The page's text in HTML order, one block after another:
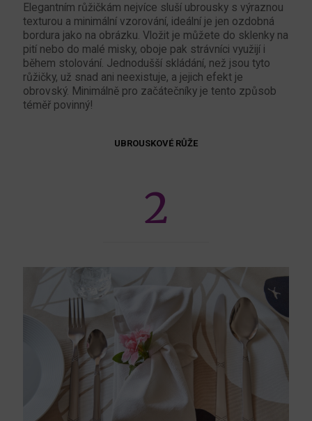
Elegantním růžičkám nejvíce sluší ubrousky s výraznou
texturou a minimální vzorování, ideální je jen ozdobná
bordura jako na obrázku. Vložit je můžete do sklenky na
pití nebo do malé misky, oboje pak strávníci využijí i
během stolování. Jednodušší skládání, než jsou tyto
růžičky, už snad ani neexistuje, a jejich efekt je
obrovský. Minimálně pro začátečníky je tento způsob
téměř povinný!
UBROUSKOVÉ RŮŽE
2